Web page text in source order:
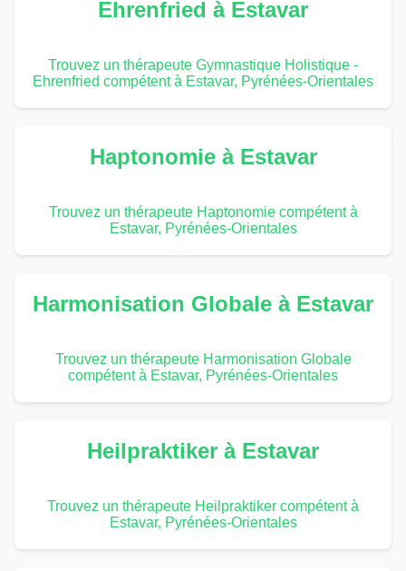
Ehrenfried à Estavar
Trouvez un thérapeute Gymnastique Holistique -
Ehrenfried compétent à Estavar, Pyrénées-Orientales
Haptonomie à Estavar
Trouvez un thérapeute Haptonomie compétent à
Estavar, Pyrénées-Orientales
Harmonisation Globale à Estavar
Trouvez un thérapeute Harmonisation Globale
compétent à Estavar, Pyrénées-Orientales
Heilpraktiker à Estavar
Trouvez un thérapeute Heilpraktiker compétent à
Estavar, Pyrénées-Orientales